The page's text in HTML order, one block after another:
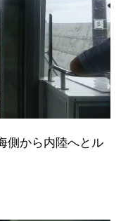
側から内陸へとル